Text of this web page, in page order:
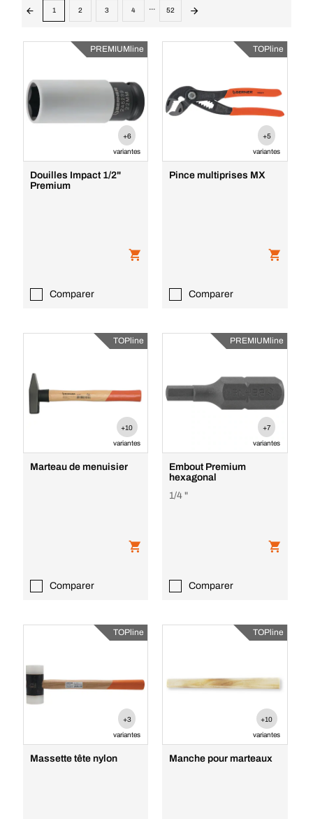
1 2 3 4 ... 52
PREMIUMline
+6
variantes
Douilles Impact 1/2"
Premium
Comparer
TOPline
+5
variantes
Pince multiprises MX
Comparer
TOPline
+10
variantes
Marteau de menuisier
Comparer
PREMIUMline
+7
variantes
Embout Premium
hexagonal
1/4 "
Comparer
TOPline
+3
variantes
Massette tête nylon
TOPline
+10
variantes
Manche pour marteaux